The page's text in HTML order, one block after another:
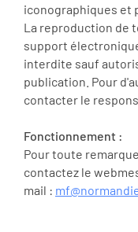
iconographiques et
La reproduction de
support
interdite sauf
publication. Pour
contacter le
Fonctionnement :
Pour toute
contactez le
mail :